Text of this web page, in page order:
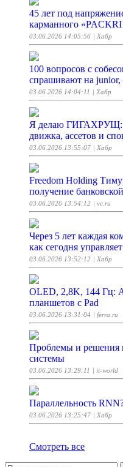
45 лет под
карманного
03.06.2026 14:05:56 | Хабр
100 вопросов с
спрашивают на junior,
03.06.2026 14:04:11 | Хабр
Я делаю ГИГАХРУЩ:
движка, ассетов и
03.06.2026 13:55:07 | Хабр
Freedom Holding
получение
03.06.2026 13:54:12 | vc.ru
Через 5 лет каждая
как сегодня
03.06.2026 13:52:12 | Хабр
OLED, 2,8K, 144 Гц:
планшетов с Pad
03.06.2026 13:31:04 | ferra.ru
Проблемы и решения
системы
03.06.2026 13:29:11 | it-world
Параллельность
03.06.2026 13:25:47 | Хабр
Смотреть все